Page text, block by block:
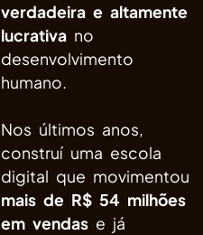
verdadeira e altamente
lucrativa no
desenvolvimento
humano.
Nos últimos anos,
construí uma escola
digital que movimentou
mais de R$ 54 milhões
em vendas e já